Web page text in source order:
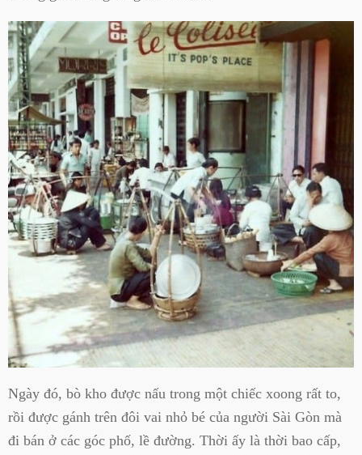
Ngày đó, bò kho được nấu trong một chiếc xoong rất to,
rồi được gánh trên đôi vai nhỏ bé của người Sài Gòn mà
đi bán ở các góc phố, lề đường. Thời ấy là thời bao cấp,